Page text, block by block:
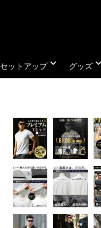
セットアップexpand_more グッズ expand_more